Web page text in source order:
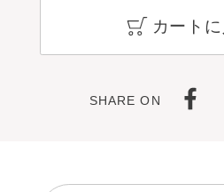
カート
SHARE ON